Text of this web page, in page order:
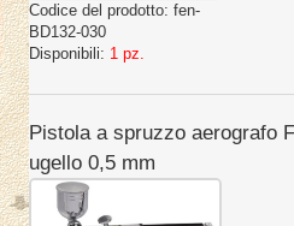
Codice del prodotto: fen-
BD132-030
Disponibili: 1 pz.
Pistola a spruzzo aerografo
ugello 0,5 mm